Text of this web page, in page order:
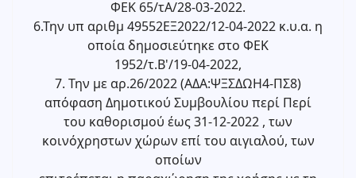
ΦΕΚ 65/τΑ/28-03-2022.
6.Την υπ αριθμ 49552ΕΞ2022/12-04-2022 κ.υ.α. η
οποία δημοσιεύτηκε στο ΦΕΚ
1952/τ.Β'/19-04-2022,
7. Την με αρ.26/2022 (ΑΔΑ:ΨΞΣΔΩΗ4-ΠΣ8)
απόφαση Δημοτικού Συμβουλίου περί Περί
του καθορισμού έως 31-12-2022 , των
κοινόχρηστων χώρων επί του αιγιαλού, των
οποίων